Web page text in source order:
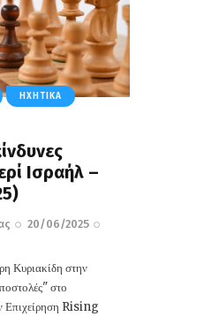
ΗΧΗΤΙΚΆ
Ισραήλ –
20/06/2025
Κυριακίδη στην
στο
Rising